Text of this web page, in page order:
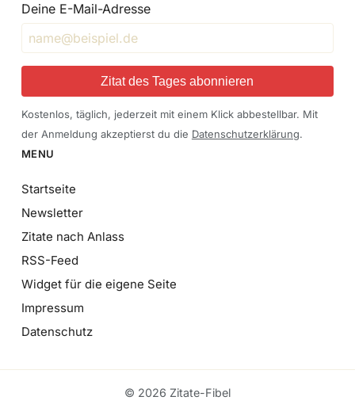
Deine E-Mail-Adresse
Zitat des Tages abonnieren
Kostenlos, täglich, jederzeit mit einem Klick abbestellbar. Mit
der Anmeldung akzeptierst du die Datenschutzerklärung.
MENU
Startseite
Newsletter
Zitate nach Anlass
RSS-Feed
Widget für die eigene Seite
Impressum
Datenschutz
© 2026 Zitate-Fibel